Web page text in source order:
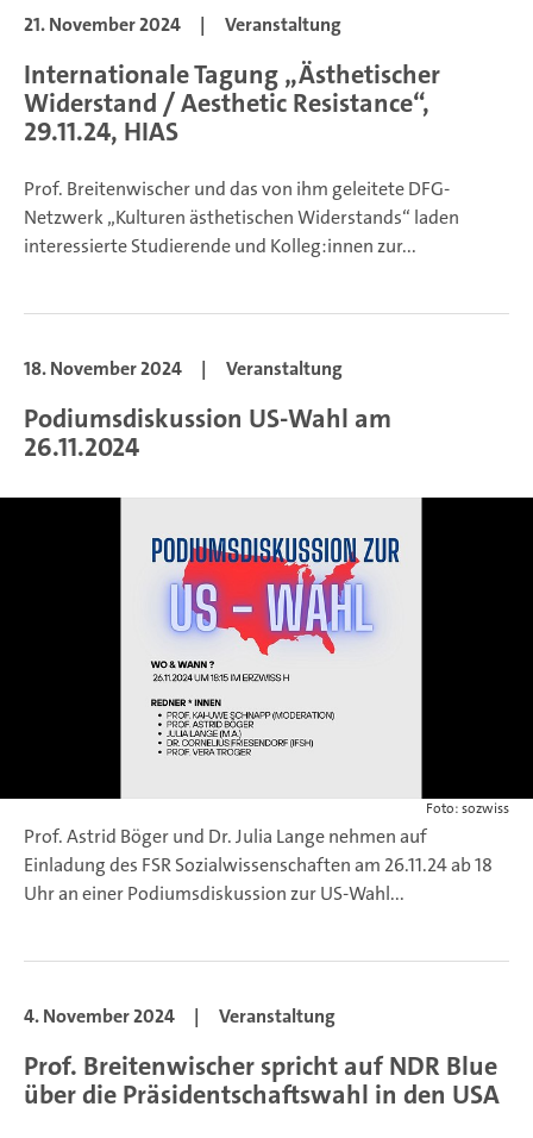
21. November 2024 | Veranstaltung
Internationale Tagung „Ästhetischer
Widerstand / Aesthetic Resistance“,
29.11.24, HIAS
Prof. Breitenwischer und das von ihm geleitete DFG-
Netzwerk „Kulturen ästhetischen Widerstands“ laden
interessierte Studierende und Kolleg:innen zur...
18. November 2024 | Veranstaltung
Podiumsdiskussion US-Wahl am
26.11.2024
Foto: sozwiss
Prof. Astrid Böger und Dr. Julia Lange nehmen auf
Einladung des FSR Sozialwissenschaften am 26.11.24 ab 18
Uhr an einer Podiumsdiskussion zur US-Wahl...
4. November 2024 | Veranstaltung
Prof. Breitenwischer spricht auf NDR Blue
über die Präsidentschaftswahl in den USA